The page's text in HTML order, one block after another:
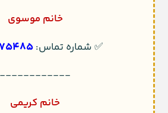
خانم موسوی
✅ شماره تماس:
------------
خانم کریمی